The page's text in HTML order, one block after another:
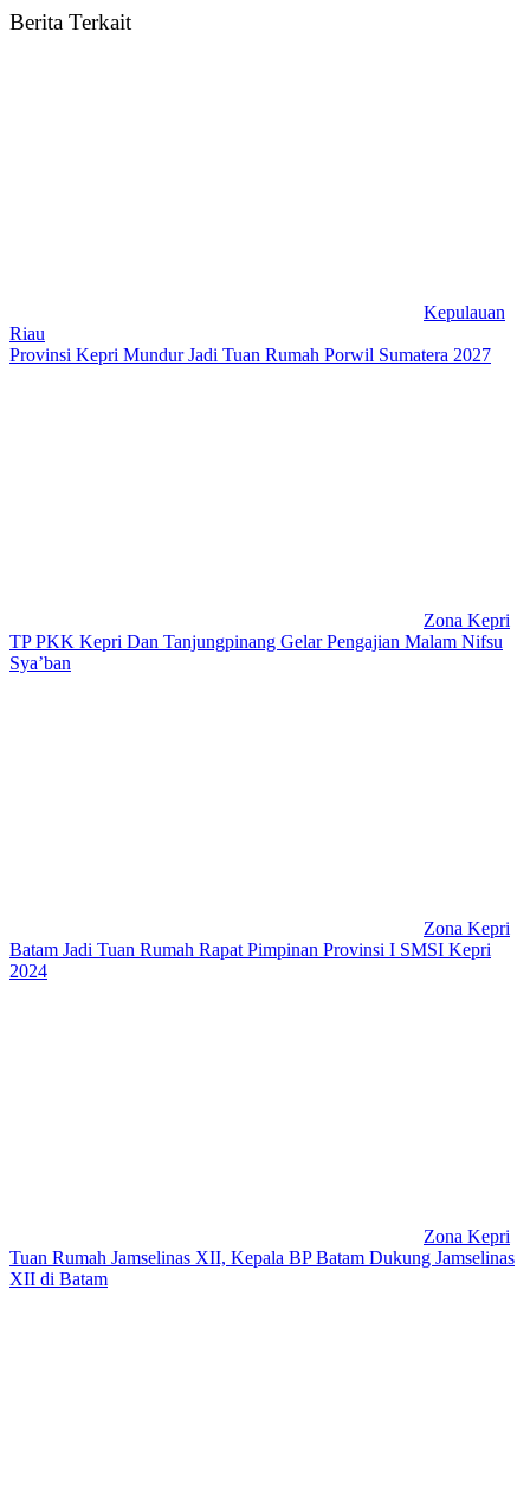
Berita Terkait
Kepulauan
Riau
Provinsi Kepri Mundur Jadi Tuan Rumah Porwil Sumatera 2027
Zona Kepri
TP PKK Kepri Dan Tanjungpinang Gelar Pengajian Malam Nifsu
Sya’ban
Zona Kepri
Batam Jadi Tuan Rumah Rapat Pimpinan Provinsi I SMSI Kepri
2024
Zona Kepri
Tuan Rumah Jamselinas XII, Kepala BP Batam Dukung Jamselinas
XII di Batam